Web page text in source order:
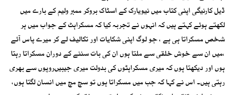
ڈیل کارنیگی اپنی کتاب میں نیویارک کے اسٹاک بروکر ممبر ولیم کے بارے میں
لکھتے ہوئے کہتے ہیں کہ انہوں نے تجربہ کیا کہ مسکراہٹ کے جواب میں ہر
شخص مسکراتا ہی ہے ، جو لوگ اپنی شکایات اور تکالیف لے کر میرے پاس آئے
،میں ان سے خوش خلقی سے ملتا ہوں ان کی بات سننے کے دوران مسکراتا رہتا
ہوں اور دیکھتا ہوں کہ میری مسکراہٹوں کی بدولت میری جیبیںروپوں سے بھری
رہتی ہیں۔ اس نے کہا کہ جب میں مسکراتا ہوں تو سچ مچ میں انسان لگتا ہوں،